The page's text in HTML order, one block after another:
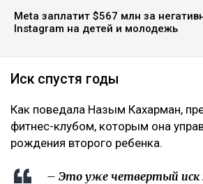
Meta заплатит $567 млн за
Instagram на детей и молодежь
Иск спустя годы
Как поведала Назым Кахарман,
фитнес-клубом, которым она
рождения второго ребенка.
– Это уже четвертый иск